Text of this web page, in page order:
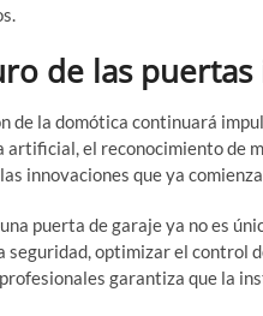
de las
de la domótica continuará
artificial, el reconocimiento de
innovaciones que ya
puerta de garaje ya no es
seguridad, optimizar el control
garantiza que la